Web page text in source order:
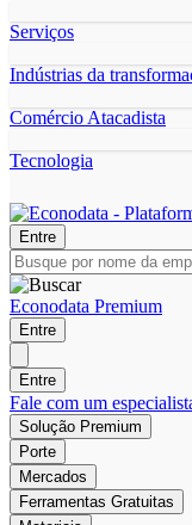
Serviços
Indústrias da
Comércio Atacadista
Tecnologia
Entre
Econodata Premium
Entre
Entre
Fale com um
Solução Premium
Porte
Mercados
Ferramentas Gratuitas